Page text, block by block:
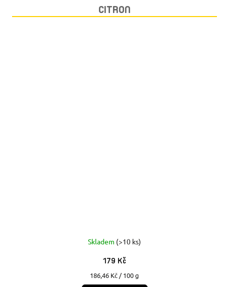
CITRON
Skladem (>10 ks)
179 Kč
Měrná
cena:
186,46 Kč / 100 g